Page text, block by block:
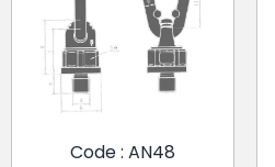
Code : AN48